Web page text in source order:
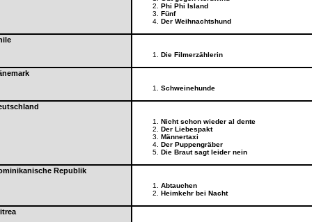
Phi Phi Island
Fünf
Der Weihnachtshund
Die Filmerzählerin
Schweinehunde
Nicht schon wieder al dente
Der Liebespakt
Männertaxi
Der Puppengräber
Die Braut sagt leider nein
Republik
Abtauchen
Heimkehr bei Nacht